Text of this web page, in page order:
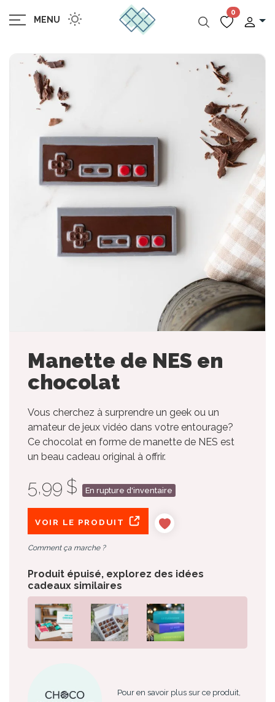
MENU
0
Manette de NES en
chocolat
Vous cherchez à surprendre un geek ou un
amateur de jeux vidéo dans votre entourage?
Ce chocolat en forme de manette de NES est
un beau cadeau original à offrir.
5,99 $ En rupture d'inventaire
VOIR LE PRODUIT
Comment ça marche ?
Produit épuisé, explorez des idées
cadeaux similaires
Pour en savoir plus sur ce produit,